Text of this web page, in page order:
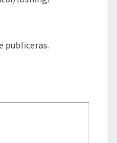
publiceras.